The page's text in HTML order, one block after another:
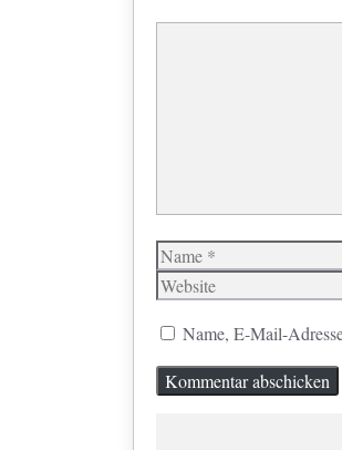
Name
Name, E-Mail-